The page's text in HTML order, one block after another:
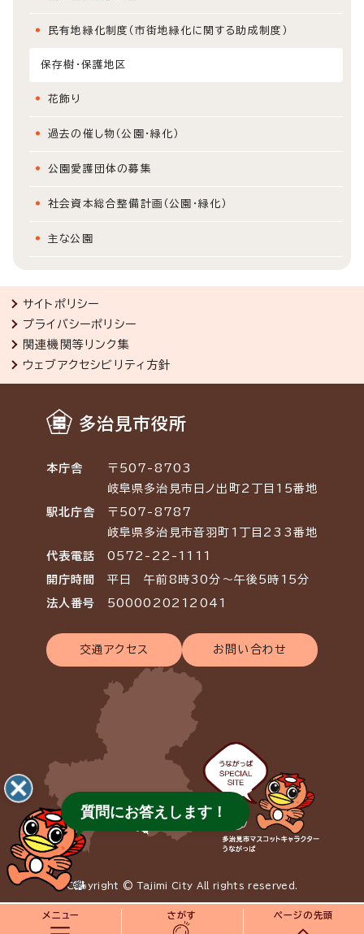
民有地緑化制度（市街地緑化に関する助成制度）
保存樹・保護地区
花飾り
過去の催し物（公園・緑化）
公園愛護団体の募集
社会資本総合整備計画（公園・緑化）
主な公園
メニュー さがす ページの先頭
サイトポリシー
プライバシーポリシー
関連機関等リンク集
ウェブアクセシビリティ方針
多治見市役所
本庁舎
〒507-8703
岐阜県多治見市日ノ出町2丁目15番地
駅北庁舎
〒507-8787
岐阜県多治見市音羽町1丁目233番地
代表電話 0572-22-1111
開庁時間 平日 午前8時30分～午後5時15分
法人番号 5000020212041
交通アクセス お問い合わせ
Copyright © Tajimi City All rights reserved.
質問にお答えします！